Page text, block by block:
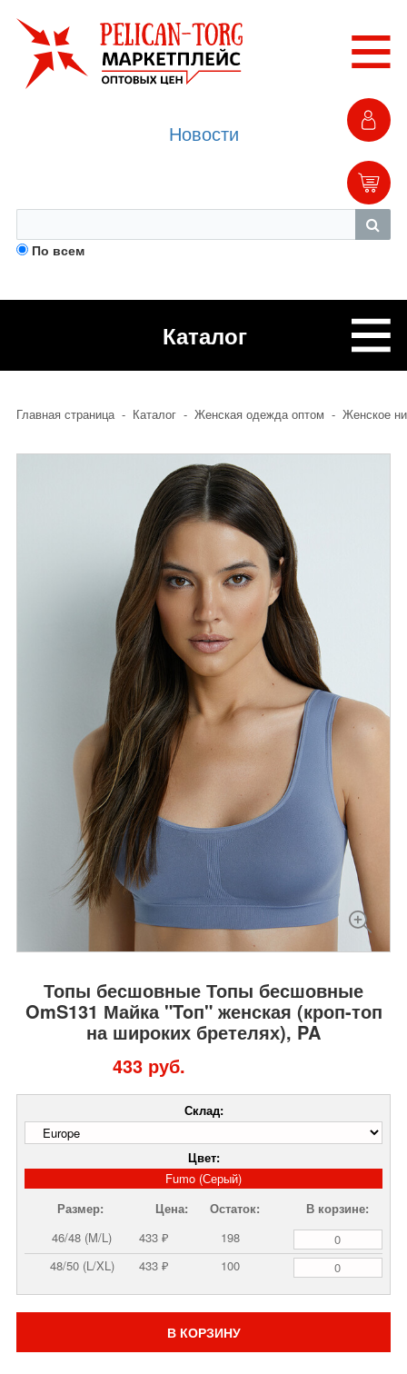
По всем
Новости
Каталог
Главная страница - Каталог - Женская одежда оптом - Женское
Топы бесшовные Топы бесшовные
OmS131 Майка "Toп" женская (кроп-топ
на широких бретелях), PA
433 руб.
Склад:
Цвет:
Fumo (Серый)
Размер:
Цена: Остаток:
В корзине:
46/48 (M/L)
433 ₽
198
48/50 (L/XL)
433 ₽ 100
В КОРЗИНУ